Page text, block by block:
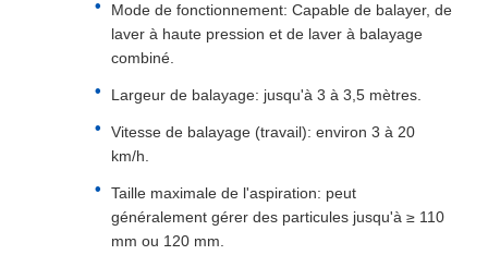
Mode de fonctionnement: Capable de balayer, de
laver à haute pression et de laver à balayage
combiné.
Largeur de balayage: jusqu'à 3 à 3,5 mètres.
Vitesse de balayage (travail): environ 3 à 20
km/h.
Taille maximale de l'aspiration: peut
généralement gérer des particules jusqu'à ≥ 110
mm ou 120 mm.